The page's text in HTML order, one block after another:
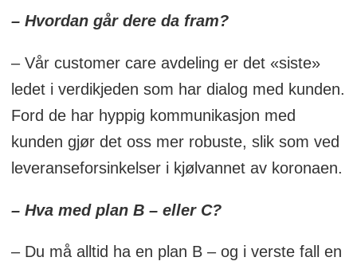
– Hvordan går dere da fram?
– Vår customer care avdeling er det «siste»
ledet i verdikjeden som har dialog med kunden.
Ford de har hyppig kommunikasjon med
kunden gjør det oss mer robuste, slik som ved
leveranseforsinkelser i kjølvannet av koronaen.
– Hva med plan B – eller C?
– Du må alltid ha en plan B – og i verste fall en